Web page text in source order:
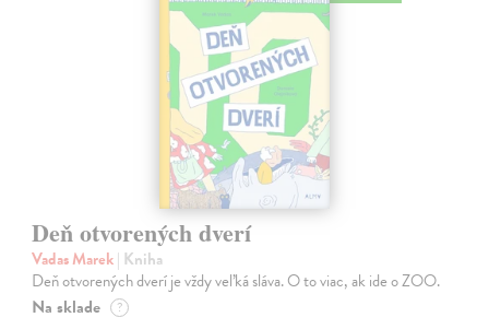
Deň otvorených dverí
Vadas Marek| Kniha
Deň otvorených dverí je vždy veľká sláva. O to viac, ak ide o ZOO.
Na sklade ?